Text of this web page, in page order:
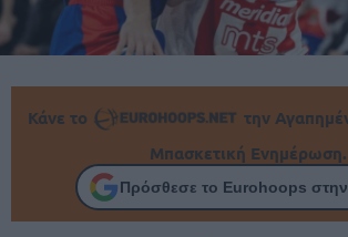
Κάνε το
την
Μπασκετική Ενημέρωση.
Πρόσθεσε το Eurohoops